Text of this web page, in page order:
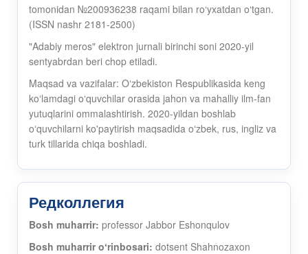
tomonidan №200936238 raqami bilan ro‘yxatdan o‘tgan.
(ISSN nashr 2181-2500)
"Adabiy meros" elektron jurnali birinchi soni 2020-yil
sentyabrdan beri chop etiladi.
Maqsad va vazifalar: Oʻzbekiston Respublikasida keng
koʻlamdagi oʻquvchilar orasida jahon va mahalliy ilm-fan
yutuqlarini ommalashtirish. 2020-yildan boshlab
oʻquvchilarni ko'paytirish maqsadida oʻzbek, rus, ingliz va
turk tillarida chiqa boshladi.
Редколлегия
Bosh muharrir: professor Jabbor Eshonqulov
Bosh muharrir oʻrinbosari: dotsent Shahnozaxon